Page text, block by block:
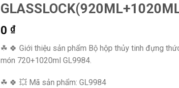
0 ₫
☘ 🍀 Giới thiệu sản phẩm Bộ hộp thủy tinh đựng
món 720+1020ml GL9984.
☘ 🍀 💥 Mã sản phẩm: GL9984